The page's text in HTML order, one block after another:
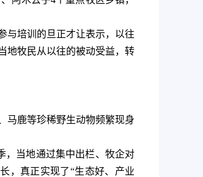
与培训的旦正才让表示，以往
地牧民从以往的被动受益，转
马鹿等珍稀野生动物频繁现身
，当地通过集中出栏、牧企对
，真正实现了“生态好、产业